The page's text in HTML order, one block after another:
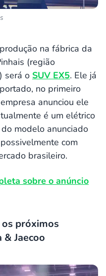
na fábrica da
(região
será o SUV EX5. Ele já
no primeiro
anunciou ele
é um elétrico
modelo anunciado
com
brasileiro.
sobre o anúncio
os próximos
Jaecoo